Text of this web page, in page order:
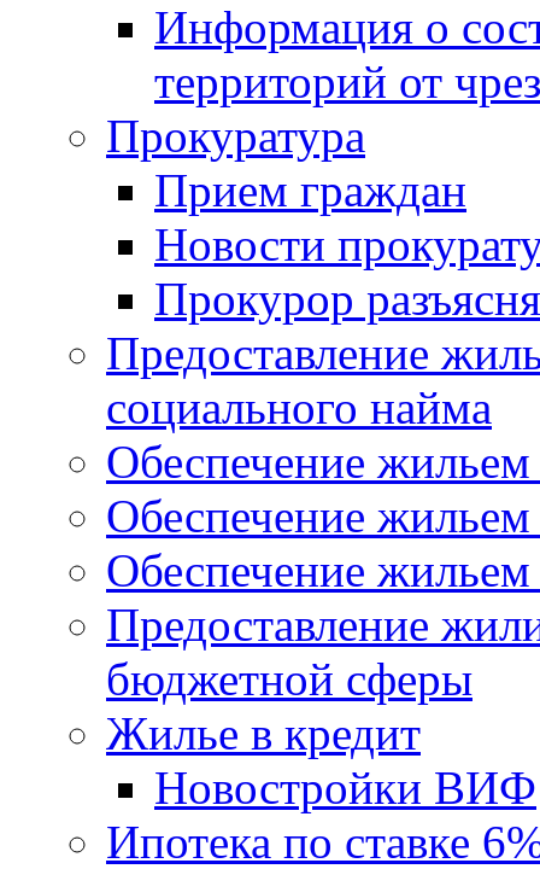
Информация о
территорий от
Прокуратура
Прием граждан
Новости
Прокурор
Предоставление
социального найма
Обеспечение
Обеспечение
Обеспечение жильем
Предоставление
бюджетной сферы
Жилье в кредит
Новостройки ВИФ
Ипотека по ставке